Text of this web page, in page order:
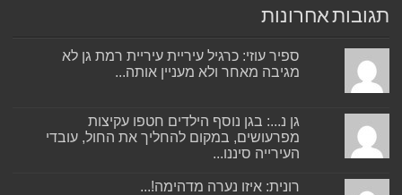
תגובות אחרונות
ספיר עוזי: כרגיל עיריית עיריית רמת גן לא
מגיבה מאחר ולא מעניין אותה...
גן נ...: בגן נוסף הילדים חטפו עקיצות
מפרעושים, במקום להחליך את החול, עובדי
העירייה סיננו...
רונית: איזו נערה מדהימה!...